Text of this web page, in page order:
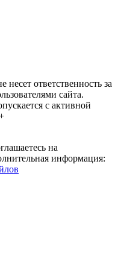
ответственность за
сайта.
с активной
на
информация: